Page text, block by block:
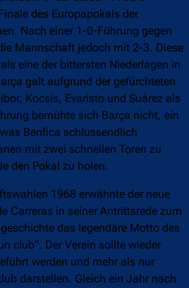
des Europapokals der
Nach einer 1-0-Führung gegen
Mannschaft jedoch mit 2-3. Diese
eine der bittersten Niederlagen in
galt aufgrund der gefürchteten
Kocsis, Evaristo und Suárez als
bemühte sich Barça nicht, ein
Benfica schlussendlich
mit zwei schnellen Toren zu
den Pokal zu holen.
1968 erwähnte der neue
Carreras in seiner Antrittsrede zum
das legendäre Motto des
club“. Der Verein sollte wieder
werden und mehr als nur
darstellen. Gleich ein Jahr nach